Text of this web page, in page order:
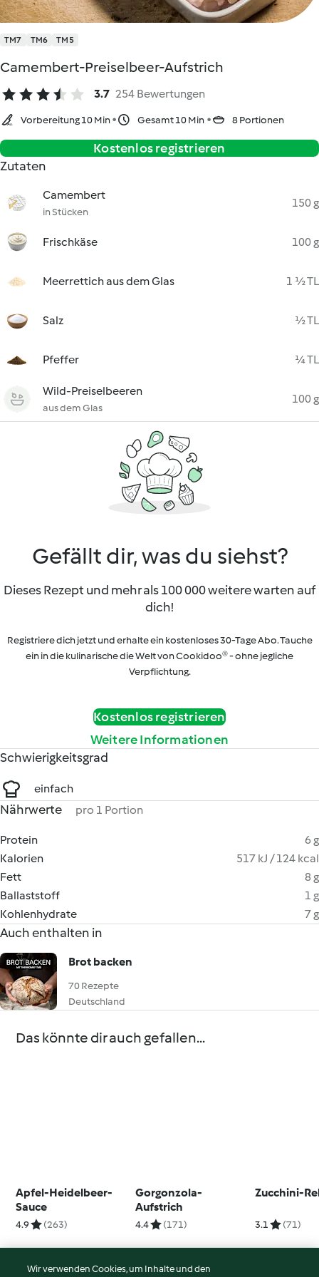
TM7 TM6 TM5
Camembert-Preiselbeer-Aufstrich
3.7 254 Bewertungen
Vorbereitung 10 Min Gesamt 10 Min 8 Portionen
Kostenlos registrieren
Zutaten
Camembert
in Stücken
150 g
Frischkäse 100 g
Meerrettich aus dem Glas 1 ½ TL
Salz ½ TL
Pfeffer ¼ TL
Wild-Preiselbeeren
aus dem Glas
100 g
Gefällt dir, was du siehst?
Dieses Rezept und mehr als 100 000 weitere warten auf
dich!
Registriere dich jetzt und erhalte ein kostenloses 30-Tage Abo. Tauche
ein in die kulinarische die Welt von Cookidoo® - ohne jegliche
Verpflichtung.
Kostenlos registrieren
Weitere Informationen
Schwierigkeitsgrad
einfach
Nährwerte pro 1 Portion
Protein
6 g
Kalorien
517 kJ / 124 kcal
Fett
8 g
Ballaststoff
1 g
Kohlenhydrate
7 g
Auch enthalten in
Brot backen
70 Rezepte
Deutschland
Das könnte dir auch gefallen...
Apfel-Heidelbeer-
Sauce
4.9 (263)
Gorgonzola-
Aufstrich
4.4 (171)
Zucchini-
3.1 (71)
Wir verwenden Cookies, um Inhalte und den